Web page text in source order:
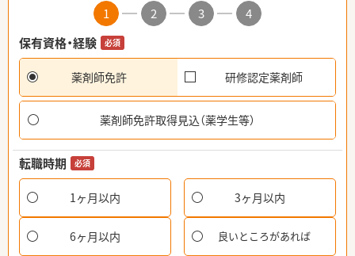
1 2 3
4
保有資格・経験
必須
薬剤師免許 研修認定薬剤師
薬剤師免許取得見込（薬学生等）
転職時期 必須
1ヶ月以内 3ヶ月以内
6ヶ月以内 良いところがあれば